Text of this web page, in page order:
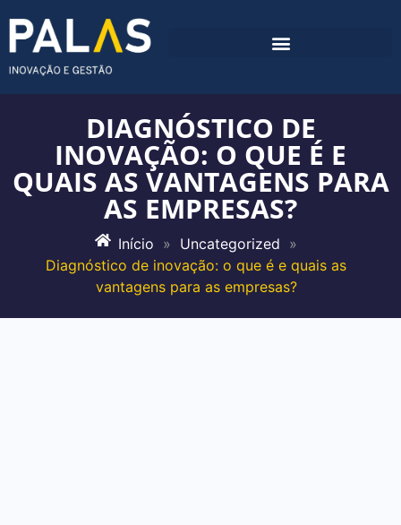
DIAGNÓSTICO DE
INOVAÇÃO: O QUE É E
QUAIS AS VANTAGENS PARA
AS EMPRESAS?
Início » Uncategorized »
Diagnóstico de inovação: o que é e quais as
vantagens para as empresas?